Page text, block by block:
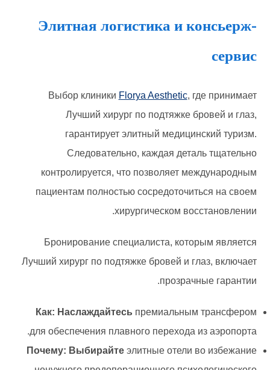
Элитная логистика и консьерж-
сервис
Выбор клиники Florya Aesthetic, где принимает
Лучший хирург по подтяжке бровей и глаз,
гарантирует элитный медицинский туризм.
Следовательно, каждая деталь тщательно
контролируется, что позволяет международным
пациентам полностью сосредоточиться на своем
хирургическом восстановлении.
Бронирование специалиста, которым является
Лучший хирург по подтяжке бровей и глаз, включает
прозрачные гарантии.
Как: Наслаждайтесь премиальным трансфером
для обеспечения плавного перехода из аэропорта.
Почему: Выбирайтеэлитные отели во избежание